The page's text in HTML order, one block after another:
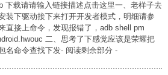
下载请请输入链接描述点击这里一、老样子去
装下驱动接下来打开开发者模式，明细请参
直接上命令，发现报错了，adb shell pm
二、思考了下感觉应该是荣耀把
名命令查找下发- 阅读剩余部分 -